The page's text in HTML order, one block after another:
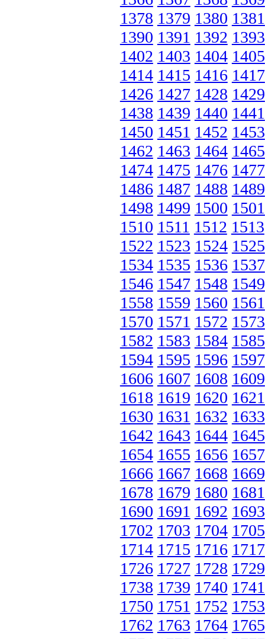
1378 1379 1380 1381
1390 1391 1392 1393
1402 1403 1404 1405
1414 1415 1416 1417
1426 1427 1428 1429
1438 1439 1440 1441
1450 1451 1452 1453
1462 1463 1464 1465
1474 1475 1476 1477
1486 1487 1488 1489
1498 1499 1500 1501
1510 1511 1512 1513
1522 1523 1524 1525
1534 1535 1536 1537
1546 1547 1548 1549
1558 1559 1560 1561
1570 1571 1572 1573
1582 1583 1584 1585
1594 1595 1596 1597
1606 1607 1608 1609
1618 1619 1620 1621
1630 1631 1632 1633
1642 1643 1644 1645
1654 1655 1656 1657
1666 1667 1668 1669
1678 1679 1680 1681
1690 1691 1692 1693
1702 1703 1704 1705
1714 1715 1716 1717
1726 1727 1728 1729
1738 1739 1740 1741
1750 1751 1752 1753
1762 1763 1764 1765